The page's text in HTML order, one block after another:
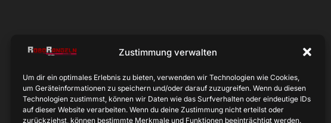
Zustimmung verwalten
Um dir ein optimales Erlebnis zu bieten, verwenden wir Technologien wie Cookies,
um Geräteinformationen zu speichern und/oder darauf zuzugreifen. Wenn du diesen
Technologien zustimmst, können wir Daten wie das Surfverhalten oder eindeutige IDs
auf dieser Website verarbeiten. Wenn du deine Zustimmung nicht erteilst oder
zurückziehst, können bestimmte Merkmale und Funktionen beeinträchtigt werden.